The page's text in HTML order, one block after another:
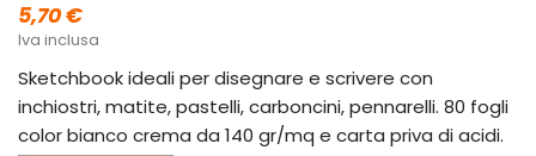
5,70 €
Iva inclusa
Sketchbook ideali per disegnare e scrivere con
inchiostri, matite, pastelli, carboncini, pennarelli. 80 fogli
color bianco crema da 140 gr/mq e carta priva di acidi.